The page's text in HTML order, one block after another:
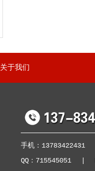
关于我们
手机：13783422431
QQ：715545051